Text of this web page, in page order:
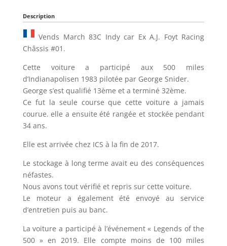
Description
Vends March 83C Indy car Ex A.J. Foyt Racing
Châssis #01.
Cette voiture a participé aux 500 miles
d’Indianapolisen 1983 pilotée par George Snider.
George s’est qualifié 13ème et a terminé 32ème.
Ce fut la seule course que cette voiture a jamais
courue. elle a ensuite été rangée et stockée pendant
34 ans.
Elle est arrivée chez ICS à la fin de 2017.
Le stockage à long terme avait eu des conséquences
néfastes.
Nous avons tout vérifié et repris sur cette voiture.
Le moteur a également été envoyé au service
d’entretien puis au banc.
La voiture a participé à l’événement « Legends of the
500 » en 2019. Elle compte moins de 100 miles